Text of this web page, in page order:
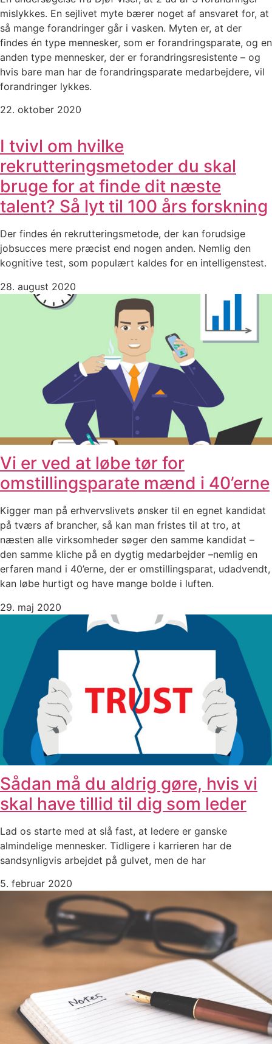
mislykkes. En sejlivet myte bærer noget af ansvaret for, at
så mange forandringer går i vasken. Myten er, at der
findes én type mennesker, som er forandringsparate, og en
anden type mennesker, der er forandringsresistente – og
hvis bare man har de forandringsparate medarbejdere, vil
forandringer lykkes.
22. oktober 2020
I tvivl om hvilke
rekrutteringsmetoder du skal
bruge for at finde dit næste
talent? Så lyt til 100 års forskning
Der findes én rekrutteringsmetode, der kan forudsige
jobsucces mere præcist end nogen anden. Nemlig den
kognitive test, som populært kaldes for en intelligenstest.
28. august 2020
Vi er ved at løbe tør for
omstillingsparate mænd i 40’erne
Kigger man på erhvervslivets ønsker til en egnet kandidat
på tværs af brancher, så kan man fristes til at tro, at
næsten alle virksomheder søger den samme kandidat –
den samme kliche på en dygtig medarbejder –nemlig en
erfaren mand i 40’erne, der er omstillingsparat, udadvendt,
kan løbe hurtigt og have mange bolde i luften.
29. maj 2020
Sådan må du aldrig gøre, hvis vi
skal have tillid til dig som leder
Lad os starte med at slå fast, at ledere er ganske
almindelige mennesker. Tidligere i karrieren har de
sandsynligvis arbejdet på gulvet, men de har
5. februar 2020